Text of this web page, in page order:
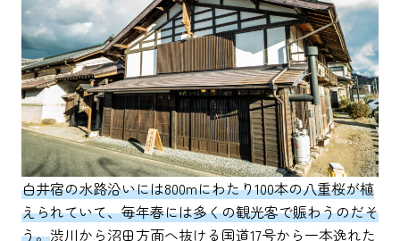
白井宿の水路沿いには800mにわたり100本の八重桜が植
えられていて、毎年春には多くの観光客で賑わうのだそ
う。渋川から沼田方面へ抜ける国道17号から一本逸れた